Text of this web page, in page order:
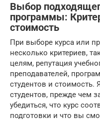
Выбор
программы:
стоимость
При выборе курса или
несколько критериев,
целям, репутация
преподавателей,
студентов и стоимость.
студентов, прежде чем
убедиться, что курс
подготовки и что вы